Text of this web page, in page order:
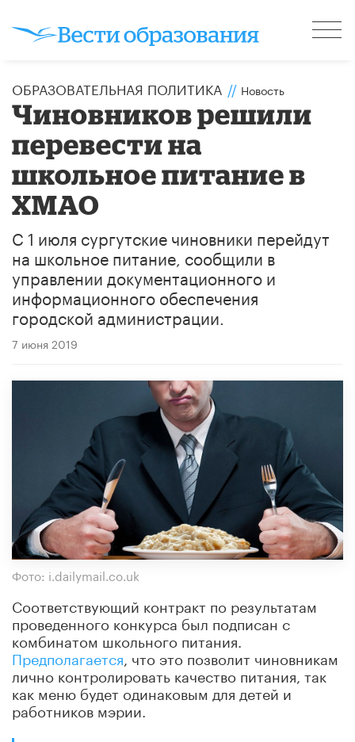
ОБРАЗОВАТЕЛЬНАЯ ПОЛИТИКА // Новость
Чиновников решили
перевести на
школьное питание в
ХМАО
С 1 июля сургутские чиновники перейдут
на школьное питание, сообщили в
управлении документационного и
информационного обеспечения
городской администрации.
7 июня 2019
Фото: i.dailymail.co.uk
Соответствующий контракт по результатам
проведенного конкурса был подписан с
комбинатом школьного питания.
Предполагается , что это позволит чиновникам
лично контролировать качество питания, так
как меню будет одинаковым для детей и
работников мэрии.